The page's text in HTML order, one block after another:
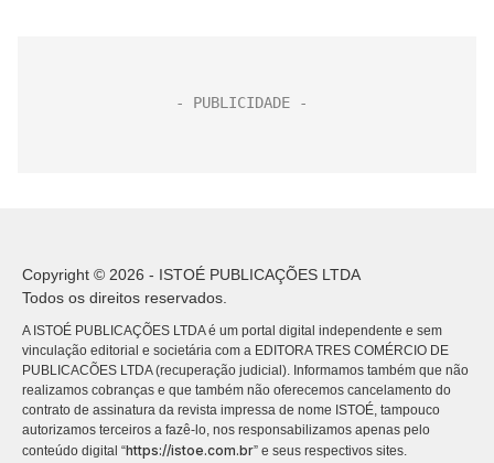
Copyright © 2026 - ISTOÉ PUBLICAÇÕES LTDA
Todos os direitos reservados.
A ISTOÉ PUBLICAÇÕES LTDA é um portal digital independente e sem
vinculação editorial e societária com a EDITORA TRES COMÉRCIO DE
PUBLICACÕES LTDA (recuperação judicial). Informamos também que não
realizamos cobranças e que também não oferecemos cancelamento do
contrato de assinatura da revista impressa de nome ISTOÉ, tampouco
autorizamos terceiros a fazê-lo, nos responsabilizamos apenas pelo
conteúdo digital “https://istoe.com.br” e seus respectivos sites.